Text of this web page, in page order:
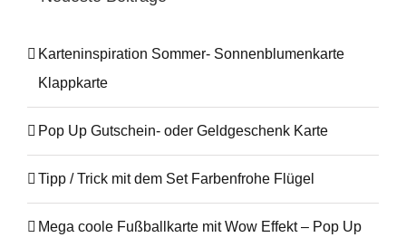
Karteninspiration Sommer- Sonnenblumenkarte
Klappkarte
Pop Up Gutschein- oder Geldgeschenk Karte
Tipp / Trick mit dem Set Farbenfrohe Flügel
Mega coole Fußballkarte mit Wow Effekt – Pop Up